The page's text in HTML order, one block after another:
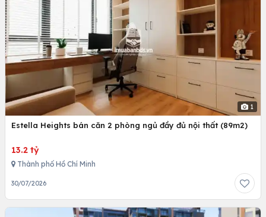
1
Estella Heights bán căn 2 phòng ngủ đầy đủ nội thất (89m2)
13.2 tỷ
Thành phố Hồ Chí Minh
30/07/2026